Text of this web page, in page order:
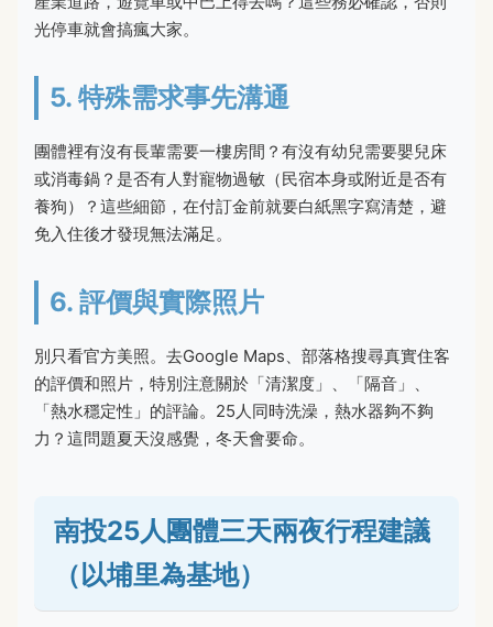
光停車就會搞瘋大家。
5. 特殊需求事先溝通
團體裡有沒有長輩需要一樓房間？有沒有幼兒需要嬰兒床
或消毒鍋？是否有人對寵物過敏（民宿本身或附近是否有
養狗）？這些細節，在付訂金前就要白紙黑字寫清楚，避
免入住後才發現無法滿足。
6. 評價與實際照片
別只看官方美照。去Google Maps、部落格搜尋真實住客
的評價和照片，特別注意關於「清潔度」、「隔音」、
「熱水穩定性」的評論。25人同時洗澡，熱水器夠不夠
力？這問題夏天沒感覺，冬天會要命。
南投25人團體三天兩夜行程建議
（以埔里為基地）